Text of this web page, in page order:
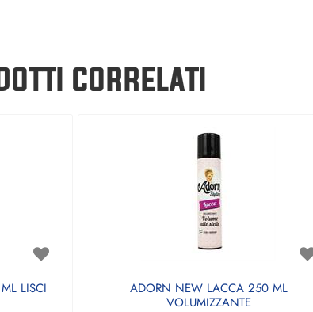
CORRELATI
LISCI
ADORN NEW LACCA 250 ML
VOLUMIZZANTE